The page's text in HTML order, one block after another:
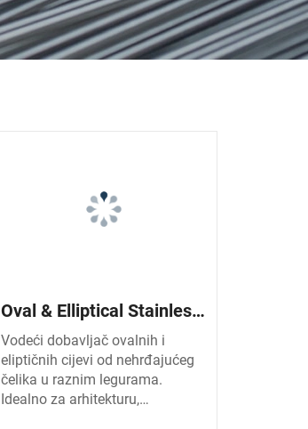
Oval & Elliptical Stainless
Steel Tubes
Vodeći dobavljač ovalnih i
eliptičnih cijevi od nehrđajućeg
čelika u raznim legurama.
Idealno za arhitekturu,